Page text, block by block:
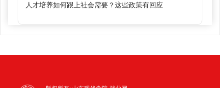
人才培养如何跟上社会需要？这些政策有回应